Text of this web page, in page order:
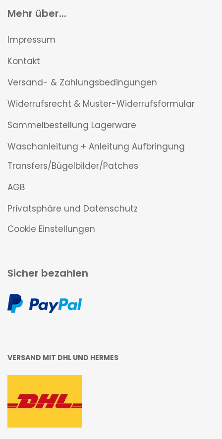
Mehr über...
Impressum
Kontakt
Versand- & Zahlungsbedingungen
Widerrufsrecht & Muster-Widerrufsformular
Sammelbestellung Lagerware
Waschanleitung + Anleitung Aufbringung
Transfers/Bügelbilder/Patches
AGB
Privatsphäre und Datenschutz
Cookie Einstellungen
Sicher bezahlen
VERSAND MIT DHL UND HERMES